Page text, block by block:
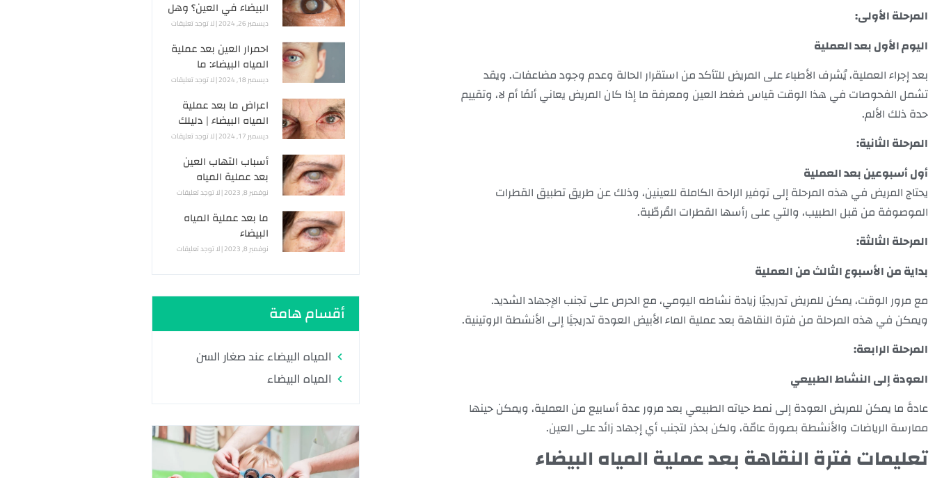
المرحلة الأولى:
اليوم الأول بعد العملية
بعد إجراء العملية، يُشرف الأطباء على المريض للتأكد من استقرار الحالة وعدم وجود مضاعفات. ويقد
تشمل الفحوصات في هذا الوقت قياس ضغط العين ومعرفة ما إذا كان المريض يعاني ألمًا أم لا، وتقييم
حدة ذلك الألم.
المرحلة الثانية:
أول أسبوعين بعد العملية
يحتاج المريض في هذه المرحلة إلى توفير الراحة الكاملة للعينين، وذلك عن طريق تطبيق القطرات
الموصوفة من قبل الطبيب، والتي على رأسها القطرات المُرطّبة.
المرحلة الثالثة:
بداية من الأسبوع الثالث من العملية
مع مرور الوقت، يمكن للمريض تدريجيًا زيادة نشاطه اليومي، مع الحرص على تجنب الإجهاد الشديد.
ويمكن في هذه المرحلة من فترة النقاهة بعد عملية الماء الأبيض العودة تدريجيًا إلى الأنشطة الروتينية.
المرحلة الرابعة:
العودة إلى النشاط الطبيعي
عادةً ما يمكن للمريض العودة إلى نمط حياته الطبيعي بعد مرور عدة أسابيع من العملية، ويمكن حينها
ممارسة الرياضات والأنشطة بصورة عامّة، ولكن بحذر لتجنب أي إجهاد زائد على العين.
تعليمات فترة النقاهة بعد عملية المياه البيضاء
البيضاء في العين؟ وهل
يتغيّر شكل العين بعد
ديسمبر 26, 2024 لا توجد تعليقات
احمرار العين بعد عملية
المياه البيضاء: ما
أسبابه وكيف تتعامل
ديسمبر 18, 2024 لا توجد تعليقات
اعراض ما بعد عملية
المياه البيضاء | دليلك
الشامل للآثار الجانبية
المتوقّعة
ديسمبر 17, 2024 لا توجد تعليقات
أسباب التهاب العين
بعد عملية المياه
البيضاء
نوفمبر 8, 2023 لا توجد تعليقات
ما بعد عملية المياه
البيضاء
نوفمبر 8, 2023 لا توجد تعليقات
أقسام هامة
المياه البيضاء عند صغار السن
المياه البيضاء